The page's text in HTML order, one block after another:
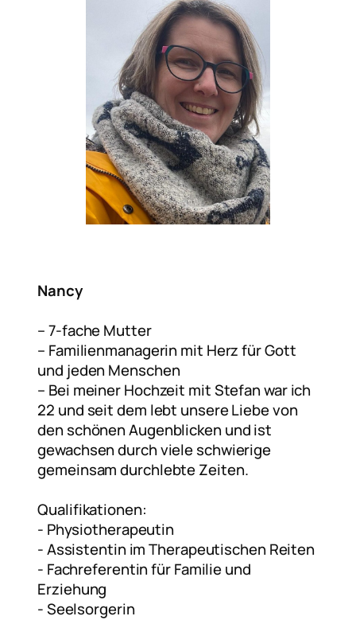
Nancy
– 7-fache Mutter
– ⁠Familienmanagerin mit Herz für Gott
und jeden Menschen
– Bei meiner Hochzeit mit Stefan war ich
22 und seit dem lebt unsere Liebe von
den schönen Augenblicken und ist
gewachsen durch viele schwierige
gemeinsam durchlebte Zeiten.
Qualifikationen:
-⁠ ⁠⁠Physiotherapeutin
-⁠ ⁠⁠Assistentin im Therapeutischen Reiten
-⁠ ⁠⁠Fachreferentin für Familie und
Erziehung
-⁠ ⁠⁠Seelsorgerin